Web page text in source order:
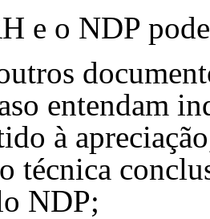
e o NDP
entendam
à
técnica
NDP;